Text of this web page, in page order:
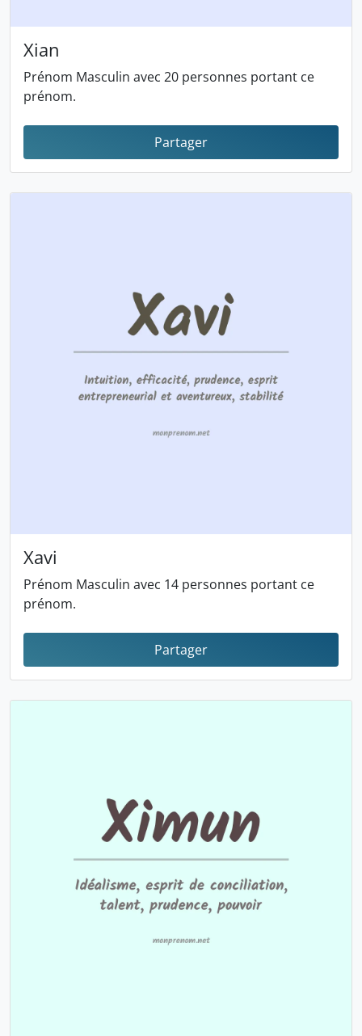
Xian
Prénom Masculin avec 20 personnes portant ce
prénom.
Partager
Xavi
Prénom Masculin avec 14 personnes portant ce
prénom.
Partager